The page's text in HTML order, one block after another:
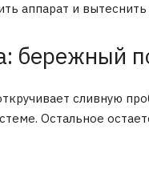
аппарат и
бережный
сливную
Остальное